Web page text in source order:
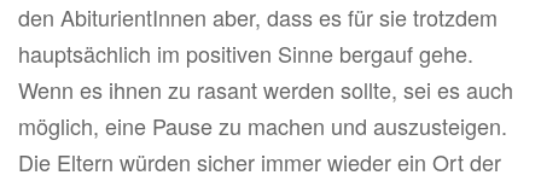
den AbiturientInnen aber, dass es für sie trotzdem
hauptsächlich im positiven Sinne bergauf gehe.
Wenn es ihnen zu rasant werden sollte, sei es auch
möglich, eine Pause zu machen und auszusteigen.
Die Eltern würden sicher immer wieder ein Ort der